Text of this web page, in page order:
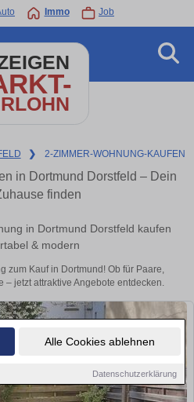
Alle Cookies ablehnen
Datenschutzerklärung
Immo Job
❯ 2-ZIMMER-WOHNUNG-KAUFEN
in Dortmund Dorstfeld – Dein
finden
in Dortmund Dorstfeld kaufen
& modern
zum Kauf in Dortmund! Ob für Paare,
– jetzt attraktive Angebote entdecken.